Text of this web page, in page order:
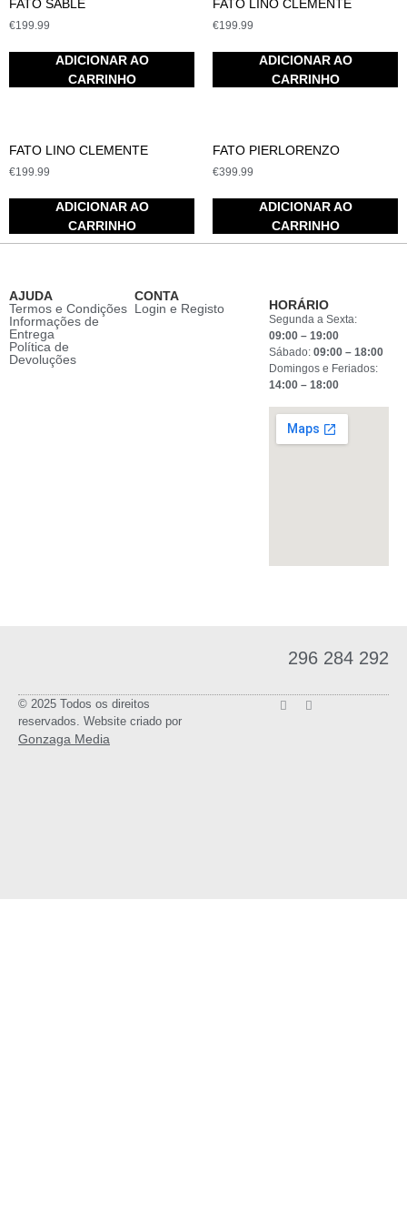
FATO SABLE
€199.99
ADICIONAR AO
CARRINHO
FATO LINO CLEMENTE
€199.99
ADICIONAR AO
CARRINHO
FATO LINO CLEMENTE
€199.99
ADICIONAR AO
CARRINHO
FATO PIERLORENZO
€399.99
ADICIONAR AO
CARRINHO
AJUDA
Termos e Condições
Informações de
Entrega
Política de
Devoluções
CONTA
Login e Registo
HORÁRIO
Segunda a Sexta:
09:00 – 19:00
Sábado:09:00 – 18:00
Domingos e Feriados:
14:00 – 18:00
296 284 292
© 2025 Todos os direitos
reservados. Website criado por
Gonzaga Media